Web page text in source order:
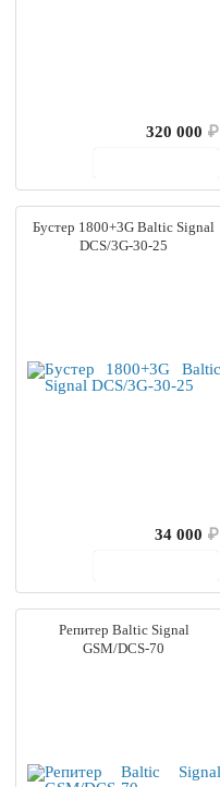
320 000 ₽
Бустер 1800+3G Baltic Signal
DCS/3G-30-25
34 000 ₽
Репитер Baltic Signal
GSM/DCS-70